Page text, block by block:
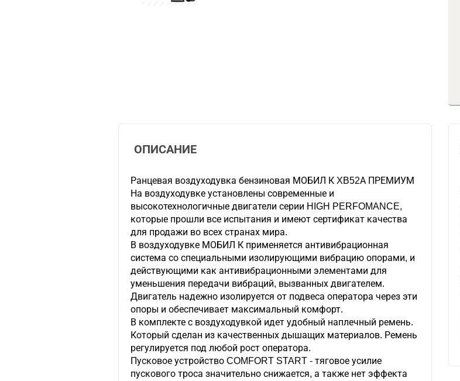
ОПИСАНИЕ
Ранцевая воздуходувка бензиновая МОБИЛ К XB52А ПРЕМИУМ
На воздуходувке установлены современные и
высокотехнологичные двигатели серии HIGH PERFOMANCE,
которые прошли все испытания и имеют сертификат качества
для продажи во всех странах мира.
В воздуходувке МОБИЛ К применяется антивибрационная
система со специальными изолирующими вибрацию опорами, и
действующими как антивибрационными элементами для
уменьшения передачи вибраций, вызванных двигателем.
Двигатель надежно изолируется от подвеса оператора через эти
опоры и обеспечивает максимальный комфорт.
В комплекте с воздуходувкой идет удобный наплечный ремень.
Который сделан из качественных дышащих материалов. Ремень
регулируется под любой рост оператора.
Пусковое устройство COMFORT START - тяговое усилие
пускового троса значительно снижается, а также нет эффекта